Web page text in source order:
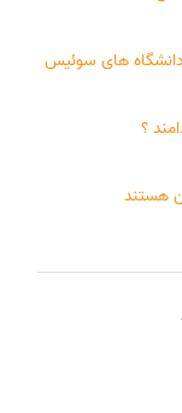
دانشگاه های سوئیس
؟
هستند